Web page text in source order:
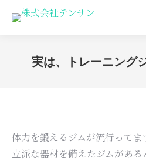
実は、トレーニング
体力を鍛えるジムが流行って
立派な器材を備えたジムがあ